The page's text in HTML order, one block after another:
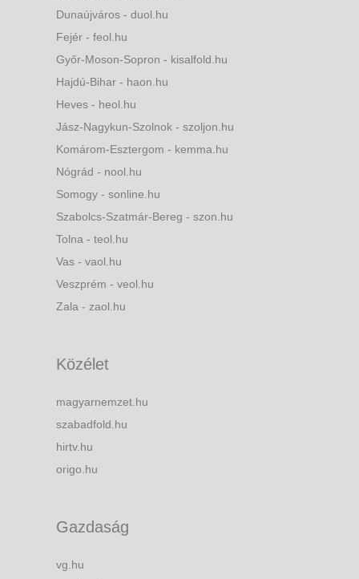
Dunaújváros - duol.hu
Fejér - feol.hu
Győr-Moson-Sopron - kisalfold.hu
Hajdú-Bihar - haon.hu
Heves - heol.hu
Jász-Nagykun-Szolnok - szoljon.hu
Komárom-Esztergom - kemma.hu
Nógrád - nool.hu
Somogy - sonline.hu
Szabolcs-Szatmár-Bereg - szon.hu
Tolna - teol.hu
Vas - vaol.hu
Veszprém - veol.hu
Zala - zaol.hu
Közélet
magyarnemzet.hu
szabadfold.hu
hirtv.hu
origo.hu
Gazdaság
vg.hu